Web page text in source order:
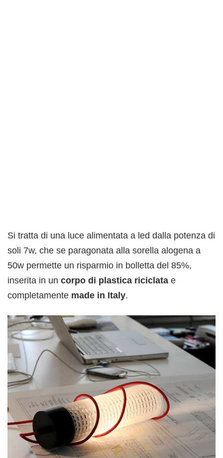
Si tratta di una luce alimentata a led dalla potenza di
soli 7w, che se paragonata alla sorella alogena a
50w permette un risparmio in bolletta del 85%,
inserita in un corpo di plastica riciclata e
completamente made in Italy.